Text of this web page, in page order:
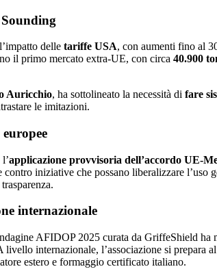
delle tariffe USA, con aumenti fino al
il primo mercato extra-UE, con circa 40.900
Auricchio, ha sottolineato la necessità di fare
le imitazioni.
applicazione provvisoria dell’accordo UE-
iniziative che possano liberalizzare
internazionale
AFIDOP 2025 curata da GriffeShield ha
internazionale, l’associazione si prepara al
estero e formaggio certificato italiano.